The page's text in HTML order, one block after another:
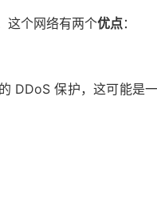
这个网络有两个优点：
DDoS 保护，这可能是